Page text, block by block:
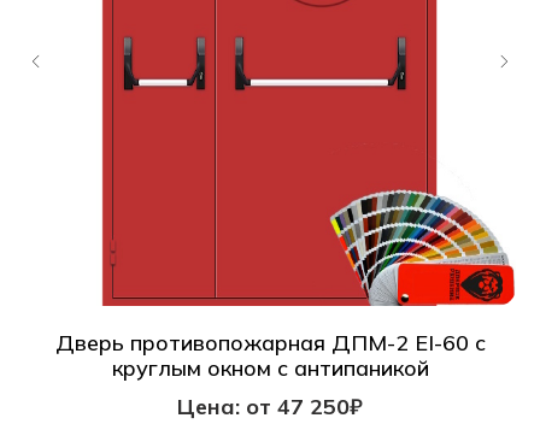
Дверь противопожарная ДПМ-2 EI-60 с
круглым окном с антипаникой
Цена: от 47 250₽